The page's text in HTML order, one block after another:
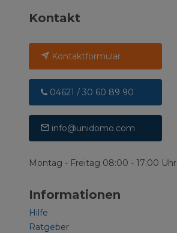
Kontakt
Kontaktformular
04621 / 30 60 89 90
info@unidomo.com
Montag - Freitag 08:00 - 17:00 Uhr
Informationen
Hilfe
Ratgeber